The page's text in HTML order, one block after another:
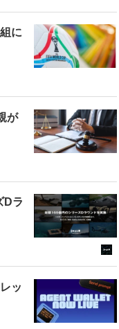
に
が
Dラ
ッ